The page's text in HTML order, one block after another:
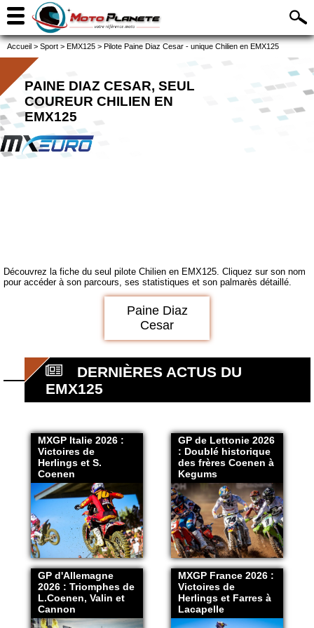
Accueil > Sport > EMX125 > Pilote Paine Diaz Cesar - unique Chilien en EMX125
PAINE DIAZ CESAR, SEUL
COUREUR CHILIEN EN
EMX125
Découvrez la fiche du seul pilote Chilien en EMX125. Cliquez sur son nom
pour accéder à son parcours, ses statistiques et son palmarès détaillé.
Paine Diaz
Cesar
DERNIÈRES ACTUS DU
EMX125
MXGP Italie 2026 :
Victoires de
Herlings et S.
Coenen
GP de Lettonie 2026
: Doublé historique
des frères Coenen à
Kegums
GP d'Allemagne
2026 : Triomphes de
L.Coenen, Valin et
Cannon
MXGP France 2026 :
Victoires de
Herlings et Farres à
Lacapelle